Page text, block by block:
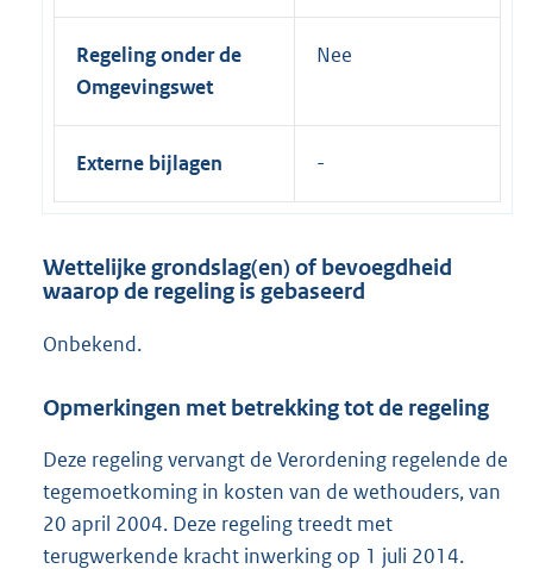
Regeling onder de
Omgevingswet
Nee
Externe bijlagen
Wettelijke grondslag(en) of bevoegdheid
waarop de regeling is gebaseerd
Onbekend.
Opmerkingen met betrekking tot de regeling
Deze regeling vervangt de Verordening regelende de
tegemoetkoming in kosten van de wethouders, van
20 april 2004. Deze regeling treedt met
terugwerkende kracht inwerking op 1 juli 2014.